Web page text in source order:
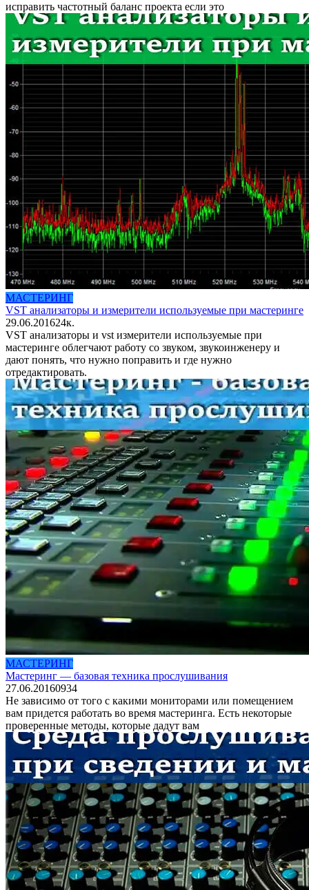
исправить частотный баланс проекта если это
МАСТЕРИНГ
VST aнализаторы и измерители используемые при мастеринге
29.06.201624к.
VST aнализаторы и vst измерители используемые при
мастеринге облегчают работу со звуком, звукоинженеру и
дают понять, что нужно поправить и где нужно
отредактировать.
МАСТЕРИНГ
Мастеринг — базовая техника прослушивания
27.06.20160934
Не зависимо от того с какими мониторами или помещением
вам придется работать во время мастеринга. Есть некоторые
проверенные методы, которые дадут вам